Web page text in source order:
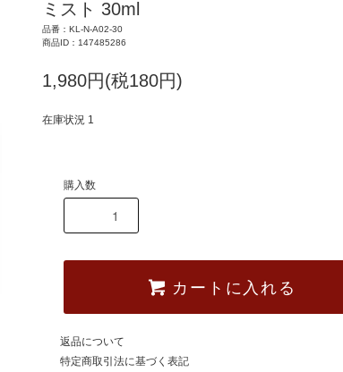
ミスト 30ml
品番：KL-N-A02-30
商品ID：147485286
1,980円(税180円)
在庫状況 1
購入数
カートに入れる
返品について
特定商取引法に基づく表記